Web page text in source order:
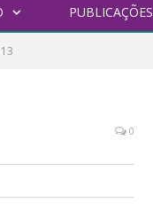
PUBLICAÇÕES
0